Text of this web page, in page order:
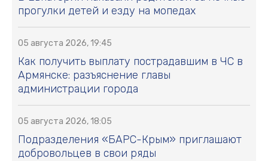
прогулки детей и езду на мопедах
05 августа 2026, 19:45
Как получить выплату пострадавшим в ЧС в
Армянске: разъяснение главы
администрации города
05 августа 2026, 18:05
Подразделения «БАРС-Крым» приглашают
добровольцев в свои ряды